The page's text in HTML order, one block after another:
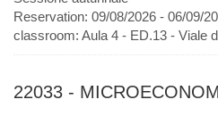
Reservation: 09/08/2026 - 06/09/
classroom: Aula 4 - ED.13 - Viale
22033 -